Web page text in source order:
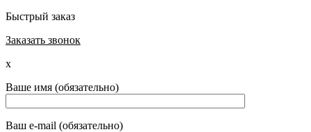
Быстрый заказ
Заказать звонок
x
Ваше имя (обязательно)
Ваш e-mail (обязательно)